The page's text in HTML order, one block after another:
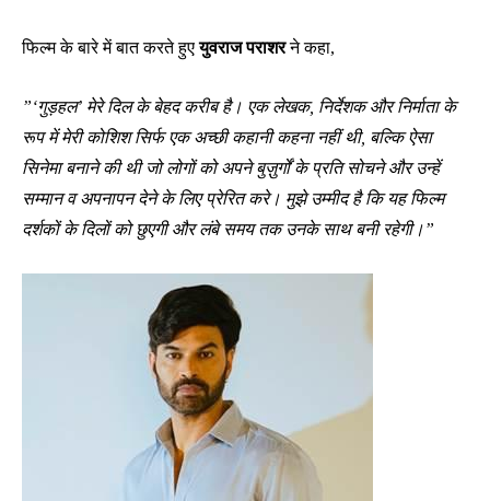
फिल्म के बारे में बात करते हुएयुवराज पराशरने कहा,
”‘गुड़हल’ मेरे दिल के बेहद करीब है। एक लेखक, निर्देशक और निर्माता के
रूप में मेरी कोशिश सिर्फ एक अच्छी कहानी कहना नहीं थी, बल्कि ऐसा
सिनेमा बनाने की थी जो लोगों को अपने बुज़ुर्गों के प्रति सोचने और उन्हें
सम्मान व अपनापन देने के लिए प्रेरित करे। मुझे उम्मीद है कि यह फिल्म
दर्शकों के दिलों को छुएगी और लंबे समय तक उनके साथ बनी रहेगी।”